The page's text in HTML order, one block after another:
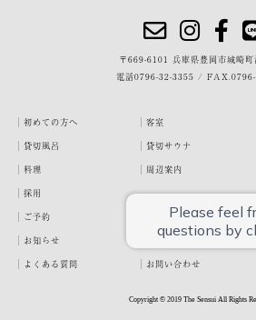
〒669-6101 兵庫県豊岡市城崎
電話0796-32-3355 /
初めての方へ 客室
貸切風呂
貸切サウナ
料理
周辺案内
採用
ご予約
宿泊約款
お知らせ
お客様の声
よくある質問
お問い合わせ
Copyright © 2019 The Sensui All Rights